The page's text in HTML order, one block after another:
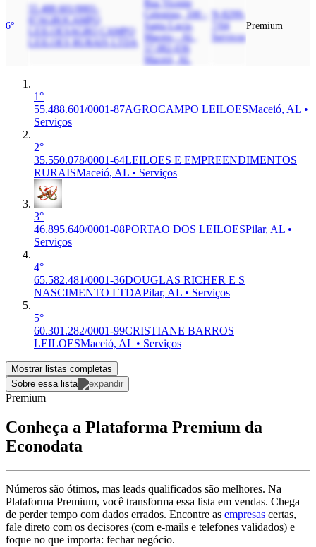
6°
55.488.601/0001-
AGROCAMPO
LEILOESAGRO CAMPO
LEILOES RURAIS LTDA
Rua Vicente
Celestino, 100 -
Santa Lucia,
Maceio - AL,
57.082-036
Maceió, AL
N-8299-
7/04
Serviços
Premium
1°
55.488.601/0001-87AGROCAMPO LEILOESMaceió, AL •
Serviços
2°
35.550.078/0001-64LEILOES E EMPREENDIMENTOS
RURAISMaceió, AL • Serviços
3°
46.895.640/0001-08PORTAO DOS LEILOESPilar, AL •
Serviços
4°
65.582.481/0001-36DOUGLAS RICHER E S
NASCIMENTO LTDAPilar, AL • Serviços
5°
60.301.282/0001-99CRISTIANE BARROS
LEILOESMaceió, AL • Serviços
Mostrar listas completas
Sobre essa lista
Premium
Conheça a Plataforma Premium da
Econodata
Números são ótimos, mas leads qualificados são melhores. Na
Plataforma Premium, você transforma essa lista em vendas. Chega
de perder tempo com dados errados. Encontre as empresas certas,
fale direto com os decisores (com e-mails e telefones validados) e
foque no que importa: fechar negócio.